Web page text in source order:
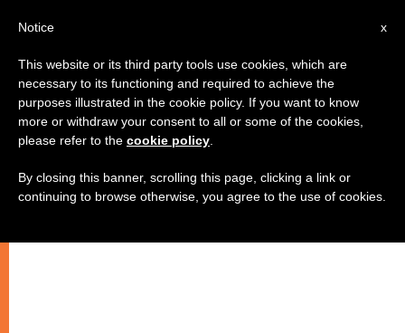
x
Notice
This website or its third party tools use cookies, which are
necessary to its functioning and required to achieve the
purposes illustrated in the cookie policy. If you want to know
more or withdraw your consent to all or some of the cookies,
please refer to the cookie policy
By closing this banner, scrolling this page, clicking a link or
continuing to browse otherwise, you agree to the use of cookies.